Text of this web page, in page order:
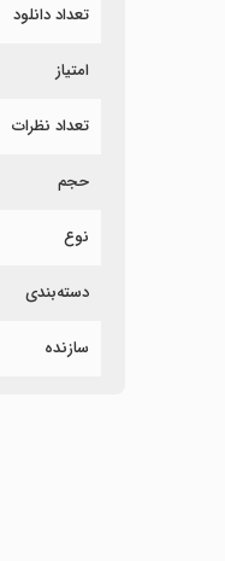
تعداد دانلود
امتیاز
تعداد نظرات
حجم
نوع
دسته‌بندی
سازنده